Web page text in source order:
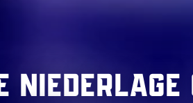
Niederlage